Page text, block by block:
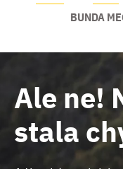
BUNDA
Ale ne!
stala